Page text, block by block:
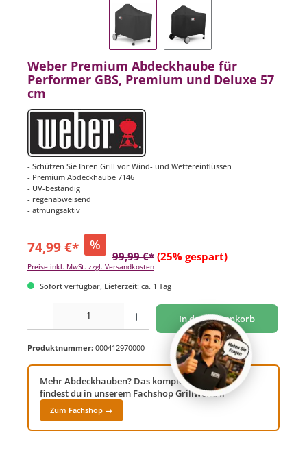
Weber Premium Abdeckhaube für
Performer GBS, Premium und Deluxe 57
cm
- Schützen Sie Ihren Grill vor Wind- und Wettereinflüssen
- Premium Abdeckhaube 7146
- UV-beständig
- regenabweisend
- atmungsaktiv
74,99 €* %
99,99 €* (25% gespart)
Preise inkl. MwSt. zzgl. Versandkosten
Sofort verfügbar, Lieferzeit: ca. 1 Tag
Produkt Anzahl: Gib den gewünschten Wert ein oder benutze die Schaltflächen um
In den Warenkorb
Produktnummer: 000412970000
Mehr Abdeckhauben? Das komplette Sortiment
findest du in unserem Fachshop Grillwelt24!
Zum Fachshop →